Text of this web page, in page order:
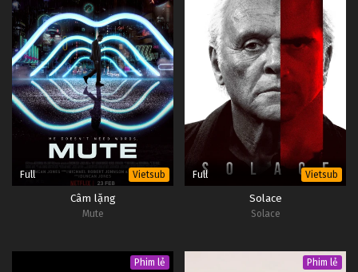
Yêu Không Giới Hạn Tập 30
Tập 30
Yêu Không Giới Hạn Tập 29
Tập 29
Yêu Không Giới Hạn Tập 28
Tập 28
Yêu Không Giới Hạn Tập 27
Yêu Không Giới Hạn Tập 26
Full Vietsub
Câm lặng
Mute
Full Vietsub
Solace
Solace
Phim lẻ Phim lẻ